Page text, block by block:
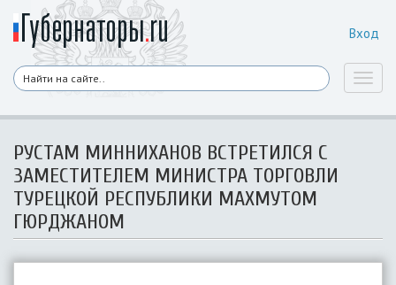
Вход
РУСТАМ МИННИХАНОВ ВСТРЕТИЛСЯ С
ЗАМЕСТИТЕЛЕМ МИНИСТРА ТОРГОВЛИ
ТУРЕЦКОЙ РЕСПУБЛИКИ МАХМУТОМ
ГЮРДЖАНОМ